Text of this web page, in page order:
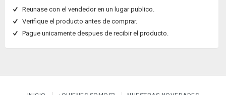
Reunase con el vendedor en un lugar publico.
Verifique el producto antes de comprar.
Pague unicamente despues de recibir el producto.